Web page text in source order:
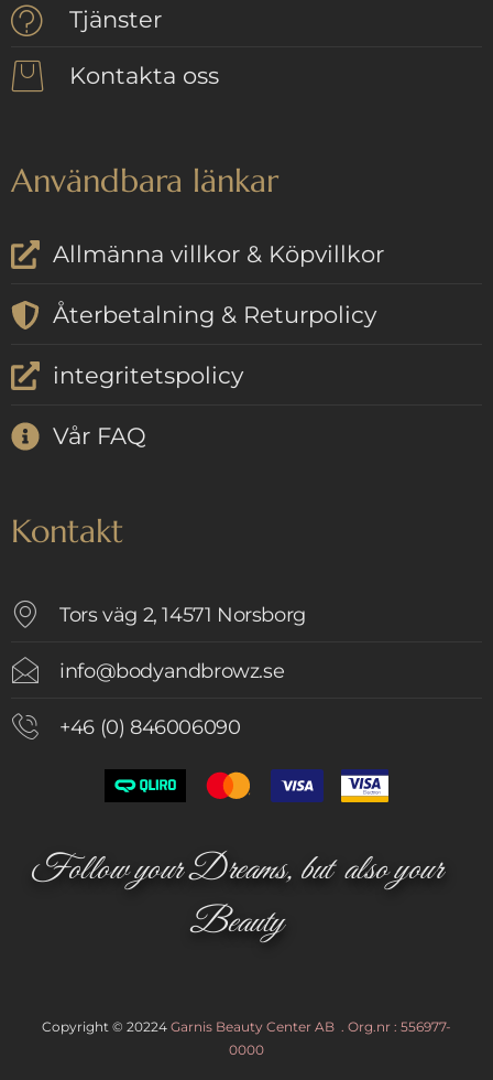
Tjänster
Kontakta oss
Användbara länkar
Allmänna villkor & Köpvillkor
Återbetalning & Returpolicy
integritetspolicy
Vår FAQ
Kontakt
Tors väg 2, 14571 Norsborg
info@bodyandbrowz.se
+46 (0) 846006090
Follow your Dreams, but also your
Beauty
Copyright © 20224 Garnis Beauty Center AB . Org.nr : 556977-
0000